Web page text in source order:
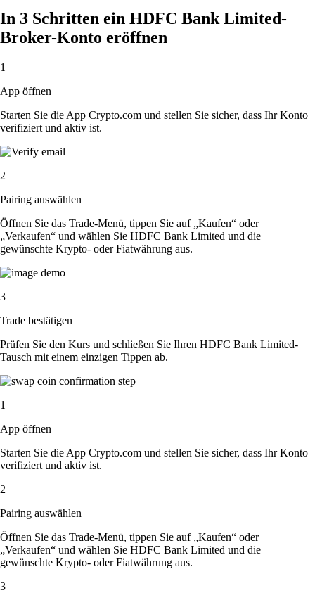
In 3 Schritten ein HDFC Bank Limited-
Broker-Konto eröffnen
1
App öffnen
Starten Sie die App Crypto.com und stellen Sie sicher, dass Ihr Konto
verifiziert und aktiv ist.
2
Pairing auswählen
Öffnen Sie das Trade-Menü, tippen Sie auf „Kaufen“ oder
„Verkaufen“ und wählen Sie HDFC Bank Limited und die
gewünschte Krypto- oder Fiatwährung aus.
3
Trade bestätigen
Prüfen Sie den Kurs und schließen Sie Ihren HDFC Bank Limited-
Tausch mit einem einzigen Tippen ab.
1
App öffnen
Starten Sie die App Crypto.com und stellen Sie sicher, dass Ihr Konto
verifiziert und aktiv ist.
2
Pairing auswählen
Öffnen Sie das Trade-Menü, tippen Sie auf „Kaufen“ oder
„Verkaufen“ und wählen Sie HDFC Bank Limited und die
gewünschte Krypto- oder Fiatwährung aus.
3